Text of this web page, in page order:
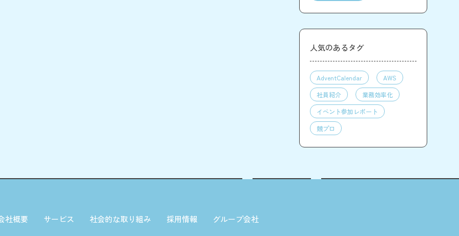
人気のあるタグ
AdventCalendar
AWS
社員紹介
業務効率化
イベント参加レポート
競プロ
社概要 サービス 社会的な取り組み 採用情報
グループ会社